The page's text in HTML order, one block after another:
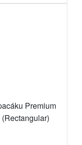
Premium